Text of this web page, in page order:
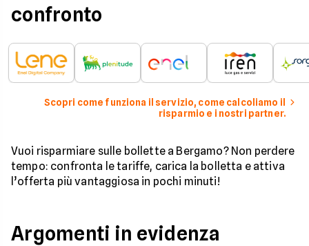
confronto
Scopri come funziona il servizio, come calcoliamo il
risparmio e i nostri partner.
Vuoi risparmiare sulle bollette a Bergamo? Non perdere
tempo: confronta le tariffe, carica la bolletta e attiva
l’offerta più vantaggiosa in pochi minuti!
Argomenti in evidenza